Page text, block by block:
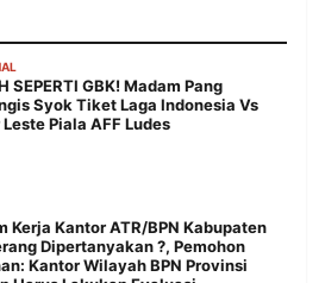
SEPERTI GBK! Madam Pang
Syok Tiket Laga Indonesia Vs
Piala AFF Ludes
Kerja Kantor ATR/BPN Kabupaten
Dipertanyakan ?, Pemohon
Kantor Wilayah BPN Provinsi